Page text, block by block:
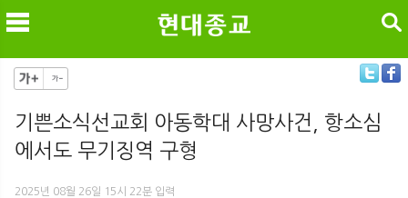
메
검색
기쁜소식선교회 아동학대 사망사건, 항소심
에서도 무기징역 구형
2025년 08월 26일 15시 22분 입력